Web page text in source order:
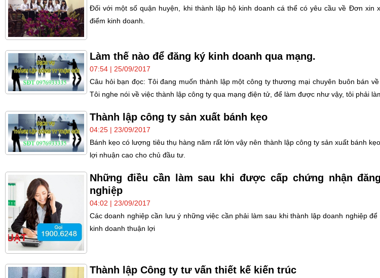
Đối với một số quận huyện, khi thành lập hộ kinh doanh cá thể có yêu cầu về Đơn xin
điểm kinh doanh.
Làm thế nào để đăng ký kinh doanh qua mạng.
07:54 | 25/09/2017
Câu hỏi bạn đọc: Tôi đang muốn thành lập một công ty thương mại chuyên buôn bán về
Tôi nghe nói về việc thành lập công ty qua mạng điện tử, để làm được như vậy, tôi phải
Thành lập công ty sản xuất bánh kẹo
04:25 | 23/09/2017
Bánh kẹo có lượng tiêu thụ hàng năm rất lớn vậy nên thành lập công ty sản xuất bánh
lợi nhuận cao cho chủ đầu tư.
Những điều cần làm sau khi được cấp chứng nhận
nghiệp
04:02 | 23/09/2017
Các doanh nghiệp cần lưu ý những việc cần phải làm sau khi thành lập doanh nghiệp
kinh doanh thuận lợi
Thành lập Công ty tư vấn thiết kế kiến trúc